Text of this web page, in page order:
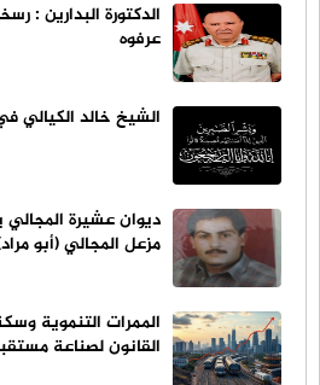
الدكتورة البدارين :
عرفوه
الشيخ خالد الكيالي
ديوان عشيرة
مزعل المجالي (أبو
الممرات التنموية
القانون لصناعة